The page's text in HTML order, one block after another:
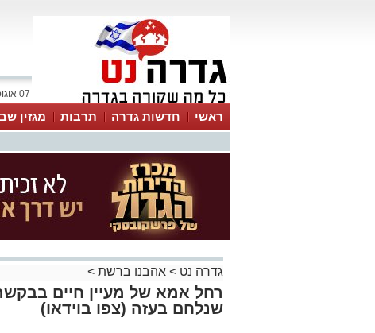
07 אוגוסט 2026 / 19:16
ראשי חדשות גדרה תרבות מגזין
גדרה נט > אהבנו ברשת >
רחל אמא של מעיין חיים
שנלחם בעזה (צפו בוידאו)